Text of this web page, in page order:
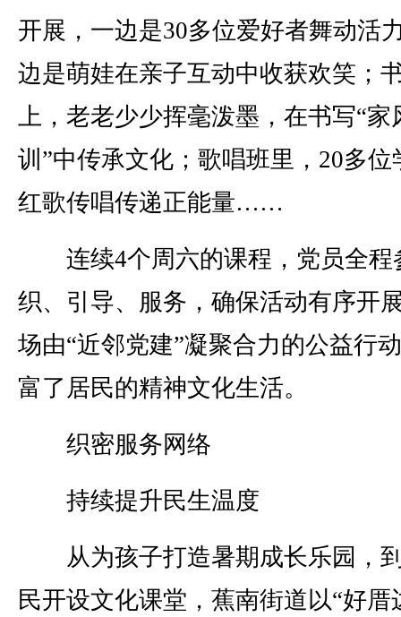
开展，一边是30多位爱好者舞动活
边是萌娃在亲子互动中收获欢笑；
上，老老少少挥毫泼墨，在书写“家
训”中传承文化；歌唱班里，20多位
红歌传唱传递正能量……
连续4个周六的课程，党员全程
织、引导、服务，确保活动有序开
场由“近邻党建”凝聚合力的公益行
富了居民的精神文化生活。
织密服务网络
持续提升民生温度
从为孩子打造暑期成长乐园，
民开设文化课堂，蕉南街道以“好厝